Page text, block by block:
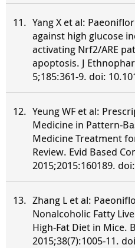
Yang X et al:
against high glucose
activating Nrf2/ARE
apoptosis. J
5;185:361-9. doi:
Yeung WF et al:
Medicine in Pattern-
Medicine Treatment
Review. Evid Based
2015;2015:160189.
Zhang L et al:
Nonalcoholic Fatty
High-Fat Diet in Mice.
2015;38(7):1005-11.